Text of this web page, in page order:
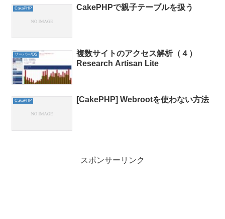
CakePHP CakePHPで親子テーブルを扱う
サーバー/OS
複数サイトのアクセス解析（４）
Research Artisan Lite
CakePHP [CakePHP] Webrootを使わない方法
スポンサーリンク